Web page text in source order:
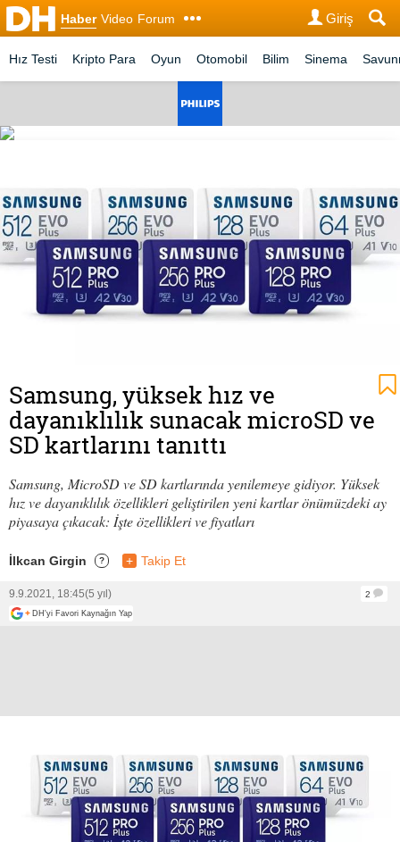
Haber Video Forum Giriş
Hız Testi Kripto Para Oyun Otomobil Bilim Sinema
Samsung, yüksek hız ve
dayanıklılık sunacak microSD ve
SD kartlarını tanıttı
Samsung, MicroSD ve SD kartlarında yenilemeye gidiyor. Yüksek
hız ve dayanıklılık özellikleri geliştirilen yeni kartlar önümüzdeki ay
piyasaya çıkacak: İşte özellikleri ve fiyatları
İlkcan Girgin ? + Takip Et
9.9.2021, 18:45(5 yıl)
2
+ DH'yi Favori Kaynağın Yap